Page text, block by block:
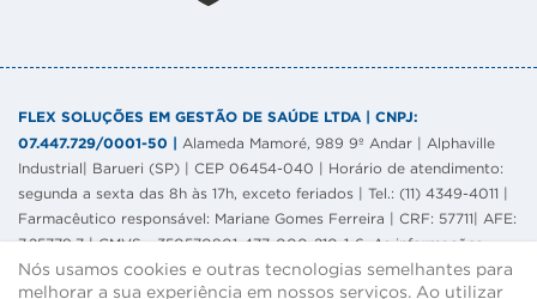
FLEX SOLUÇÕES EM GESTÃO DE SAÚDE LTDA | CNPJ:
07.447.729/0001-50 | Alameda Mamoré, 989 9º Andar | Alphaville
Industrial| Barueri (SP) | CEP 06454-040 | Horário de atendimento:
segunda a sexta das 8h às 17h, exceto feriados | Tel.: (11) 4349-4011 |
Farmacêutico responsável: Mariane Gomes Ferreira | CRF: 57711| AFE:
7.25779.7 | CMVS - 350570801-477-000-210-1-6. As informações
contidas neste site não devem ser usadas para automedicação e não
substituem, em hipótese alguma, as orientações dadas pelo
Nós usamos cookies e outras tecnologias semelhantes para
melhorar a sua experiência em nossos serviços. Ao utilizar